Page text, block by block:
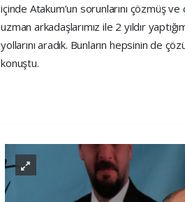
içinde Atakum’un sorunlarını çözmüş
uzman arkadaşlarımız ile 2 yıldır
yollarını aradık. Bunların hepsinin de
konuştu.